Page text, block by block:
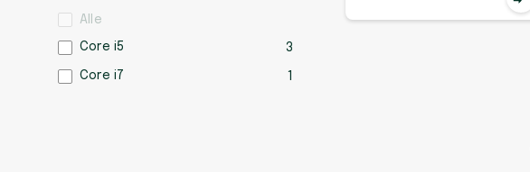
Alle
Core i5 3
Core i7 1